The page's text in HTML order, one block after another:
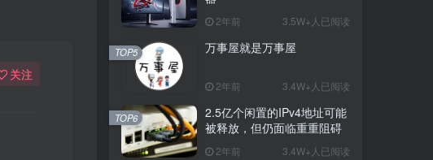
关注
2年前 3.5W+人已阅读
万事屋就是万事屋
2年前 3.4W+人已阅读
TOP5
2.5亿个闲置的IPv4地址可能
被释放，但仍面临重重阻碍
2年前 3.4W+人已阅读
TOP6